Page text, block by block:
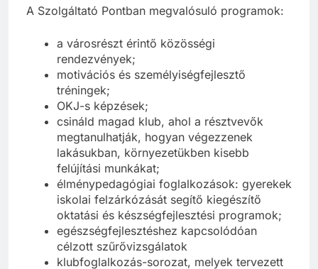
A Szolgáltató Pontban megvalósuló programok:
a városrészt érintő közösségi
rendezvények;
motivációs és személyiségfejlesztő
tréningek;
OKJ-s képzések;
csináld magad klub, ahol a résztvevők
megtanulhatják, hogyan végezzenek
lakásukban, környezetükben kisebb
felújítási munkákat;
élménypedagógiai foglalkozások: gyerekek
iskolai felzárkózását segítő kiegészítő
oktatási és készségfejlesztési programok;
egészségfejlesztéshez kapcsolódóan
célzott szűrővizsgálatok
klubfoglalkozás-sorozat, melyek tervezett